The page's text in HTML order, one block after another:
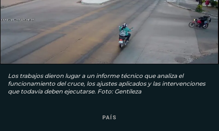
Los trabajos dieron lugar a un informe técnico que analiza el
funcionamiento del cruce, los ajustes aplicados y las intervenciones
que todavía deben ejecutarse. Foto: Gentileza
PAÍS